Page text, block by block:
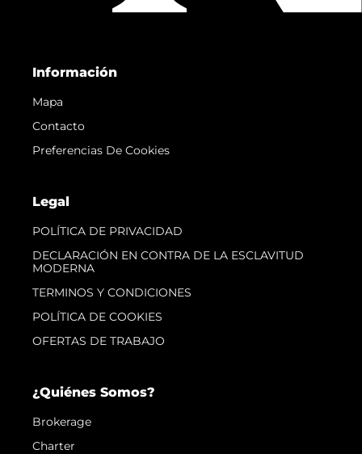
Información
Mapa
Contacto
Preferencias De Cookies
Legal
POLÍTICA DE PRIVACIDAD
DECLARACIÓN EN CONTRA DE LA ESCLAVITUD
MODERNA
TERMINOS Y CONDICIONES
POLÍTICA DE COOKIES
OFERTAS DE TRABAJO
¿Quiénes Somos?
Brokerage
Charter